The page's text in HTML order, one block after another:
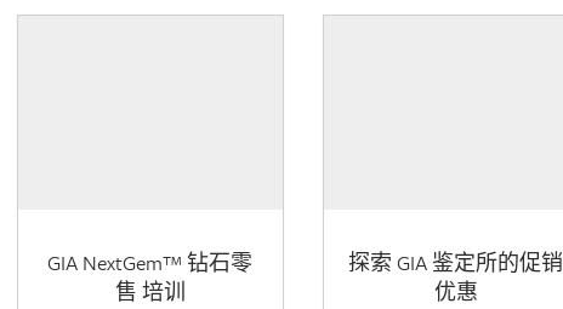
GIA NextGem™ 钻石零
售 培训
探索 GIA 鉴定所的促销
优惠